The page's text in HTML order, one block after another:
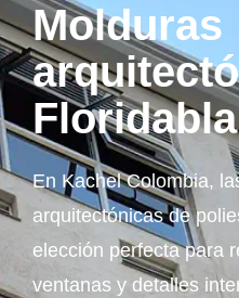
Molduras
En Kachel Colombia,
arquitectónicas de
elección perfecta para
ventanas y detalles